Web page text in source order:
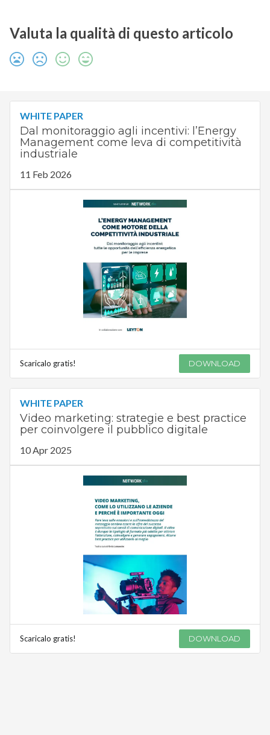
Valuta la qualità di questo articolo
WHITE PAPER
Dal monitoraggio agli incentivi: l’Energy
Management come leva di competitività
industriale
11 Feb 2026
Scaricalo gratis! DOWNLOAD
WHITE PAPER
Video marketing: strategie e best practice
per coinvolgere il pubblico digitale
10 Apr 2025
Scaricalo gratis! DOWNLOAD